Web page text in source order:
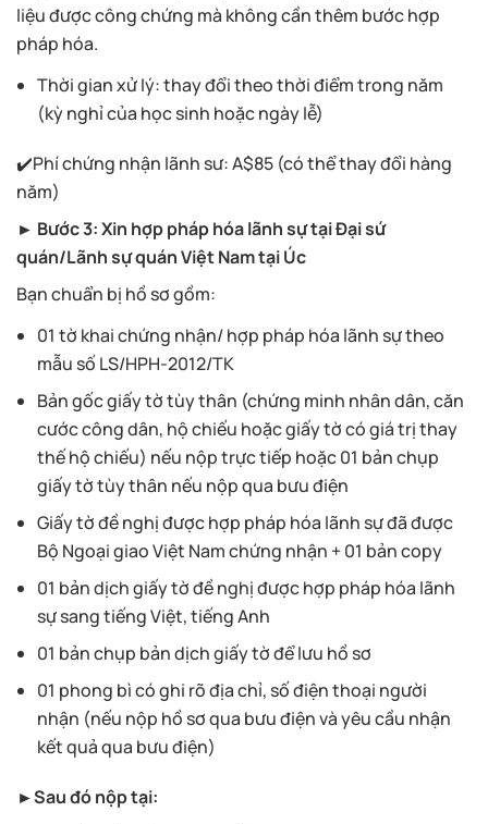
liệu được công chứng mà không cần thêm bước hợp
pháp hóa.
Thời gian xử lý: thay đổi theo thời điểm trong năm
(kỳ nghỉ của học sinh hoặc ngày lễ)
✔️Phí chứng nhận lãnh sư: A$85 (có thể thay đổi hàng
năm)
► Bước 3: Xin hợp pháp hóa lãnh sự tại Đại sứ
quán/Lãnh sự quán Việt Nam tại Úc
Bạn chuẩn bị hồ sơ gồm:
01 tờ khai chứng nhận/ hợp pháp hóa lãnh sự theo
mẫu số LS/HPH-2012/TK
Bản gốc giấy tờ tùy thân (chứng minh nhân dân, căn
cước công dân, hộ chiếu hoặc giấy tờ có giá trị thay
thế hộ chiếu) nếu nộp trực tiếp hoặc 01 bản chụp
giấy tờ tùy thân nếu nộp qua bưu điện
Giấy tờ đề nghị được hợp pháp hóa lãnh sự đã được
Bộ Ngoại giao Việt Nam chứng nhận + 01 bản copy
01 bản dịch giấy tờ đề nghị được hợp pháp hóa lãnh
sự sang tiếng Việt, tiếng Anh
01 bản chụp bản dịch giấy tờ để lưu hồ sơ
01 phong bì có ghi rõ địa chỉ, số điện thoại người
nhận (nếu nộp hồ sơ qua bưu điện và yêu cầu nhận
kết quả qua bưu điện)
►Sau đó nộp tại: